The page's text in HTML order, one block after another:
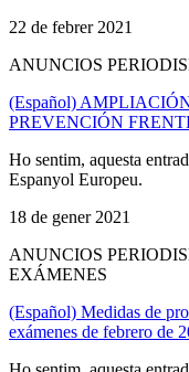
22 de febrer 2021
ANUNCIOS
(Español)
PREVENCIÓN
Ho sentim, aquesta
Espanyol Europeu.
18 de gener 2021
ANUNCIOS
EXÁMENES
(Español) Medidas de
exámenes de febrero de